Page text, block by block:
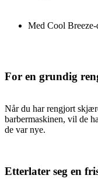
Med Cool
For en grundig
Når du har rengjort
barbermaskinen, vil de
de var nye.
Etterlater seg en